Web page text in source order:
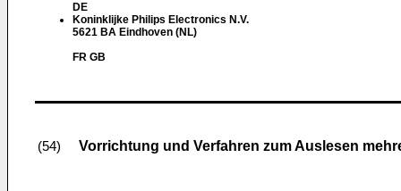
DE
Koninklijke Philips Electronics N.V.
5621 BA Eindhoven (NL)
FR GB
(54) Vorrichtung und Verfahren zum Auslesen